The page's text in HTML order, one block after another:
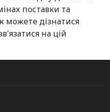
поставки та
можете дізнатися
на цій